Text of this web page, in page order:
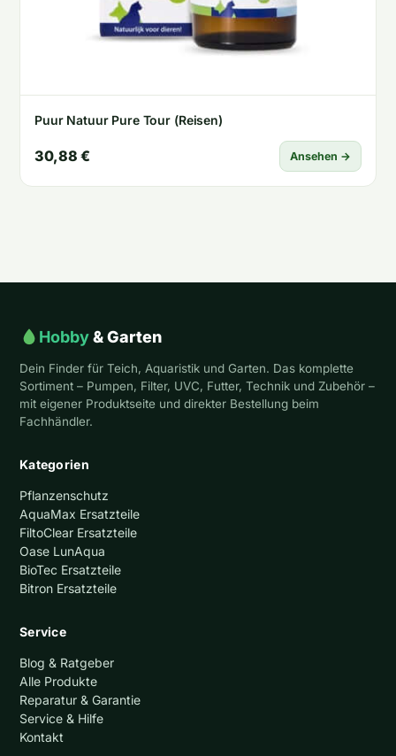
Puur Natuur Pure Tour (Reisen)
30,88 € Ansehen →
Hobby& Garten
Dein Finder für Teich, Aquaristik und Garten. Das komplette
Sortiment – Pumpen, Filter, UVC, Futter, Technik und Zubehör –
mit eigener Produktseite und direkter Bestellung beim
Fachhändler.
Kategorien
Pflanzenschutz
AquaMax Ersatzteile
FiltoClear Ersatzteile
Oase LunAqua
BioTec Ersatzteile
Bitron Ersatzteile
Service
Blog & Ratgeber
Alle Produkte
Reparatur & Garantie
Service & Hilfe
Kontakt